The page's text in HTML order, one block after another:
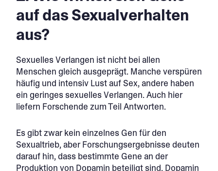
auf das Sexualverhalten
aus?
Sexuelles Verlangen ist nicht bei allen
Menschen gleich ausgeprägt. Manche verspüren
häufig und intensiv Lust auf Sex, andere haben
ein geringes sexuelles Verlangen. Auch hier
liefern Forschende zum Teil Antworten.
Es gibt zwar kein einzelnes Gen für den
Sexualtrieb, aber Forschungsergebnisse deuten
darauf hin, dass bestimmte Gene an der
Produktion von Dopamin beteiligt sind. Dopamin